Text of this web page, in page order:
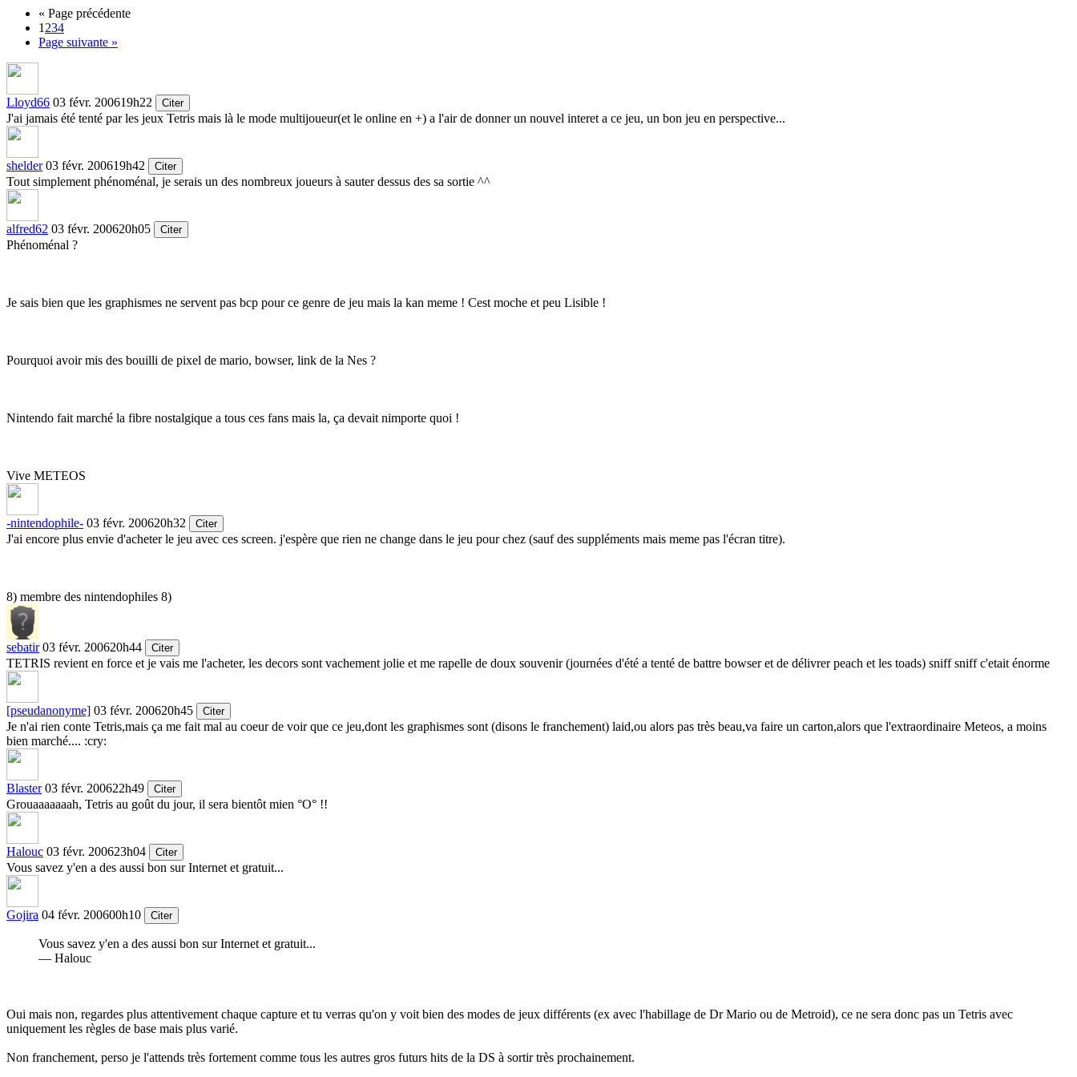
« Page précédente
1 234
Page suivante »
Lloyd66 03 févr. 200619h22 Citer
J'ai jamais été tenté par les jeux Tetris mais là le mode multijoueur(et le online en +) a l'air de donner un nouvel interet a ce jeu, un bon jeu en perspective...
shelder 03 févr. 200619h42 Citer
Tout simplement phénoménal, je serais un des nombreux joueurs à sauter dessus des sa sortie ^^
alfred62 03 févr. 200620h05 Citer
Phénoménal ?
Je sais bien que les graphismes ne servent pas bcp pour ce genre de jeu mais la kan meme ! Cest moche et peu Lisible !
Pourquoi avoir mis des bouilli de pixel de mario, bowser, link de la Nes ?
Nintendo fait marché la fibre nostalgique a tous ces fans mais la, ça devait nimporte quoi !
Vive METEOS
-nintendophile- 03 févr. 200620h32 Citer
J'ai encore plus envie d'acheter le jeu avec ces screen. j'espère que rien ne change dans le jeu pour chez (sauf des suppléments mais meme pas l'écran titre).
8) membre des nintendophiles 8)
sebatir 03 févr. 200620h44 Citer
TETRIS revient en force et je vais me l'acheter, les decors sont vachement jolie et me rapelle de doux souvenir (journées d'été a tenté de battre bowser et de délivrer peach et les toads) sniff sniff c'etait énorme
[pseudanonyme] 03 févr. 200620h45 Citer
Je n'ai rien conte Tetris,mais ça me fait mal au coeur de voir que ce jeu,dont les graphismes sont (disons le franchement) laid,ou alors pas très beau,va faire un carton,alors que l'extraordinaire Meteos, a moins
bien marché.... :cry:
Blaster 03 févr. 200622h49 Citer
Grouaaaaaaah, Tetris au goût du jour, il sera bientôt mien °O° !!
Halouc 03 févr. 200623h04 Citer
Vous savez y'en a des aussi bon sur Internet et gratuit...
Gojira 04 févr. 200600h10 Citer
Vous savez y'en a des aussi bon sur Internet et gratuit...
— Halouc
Oui mais non, regardes plus attentivement chaque capture et tu verras qu'on y voit bien des modes de jeux différents (ex avec l'habillage de Dr Mario ou de Metroid), ce ne sera donc pas un Tetris avec
uniquement les règles de base mais plus varié.
Non franchement, perso je l'attends très fortement comme tous les autres gros futurs hits de la DS à sortir très prochainement.